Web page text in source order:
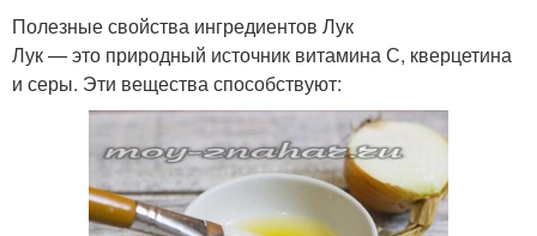
Полезные свойства ингредиентов Лук
Лук — это природный источник витамина С, кверцетина
и серы. Эти вещества способствуют: